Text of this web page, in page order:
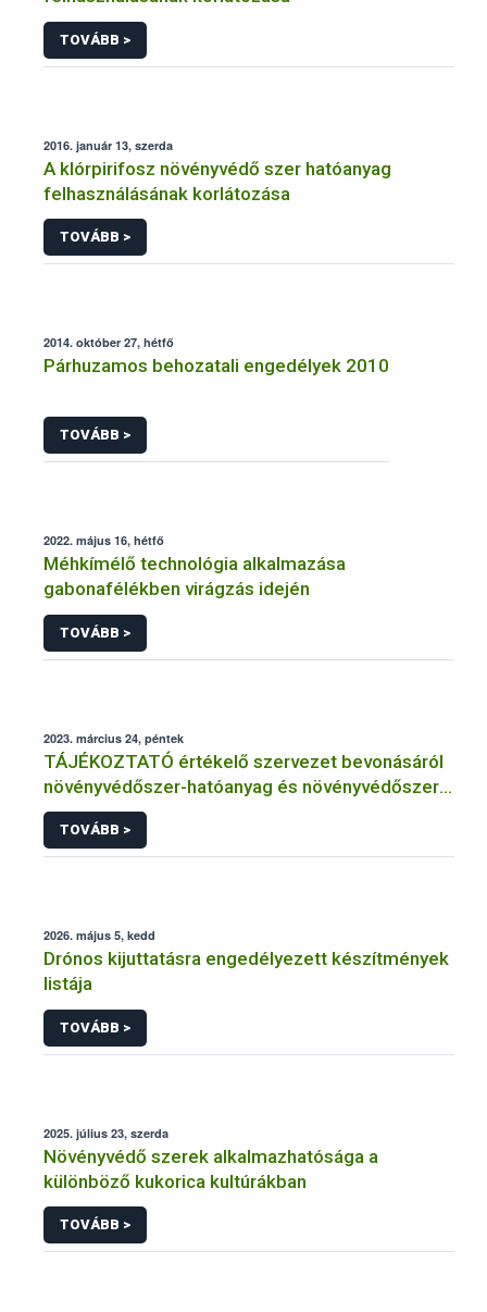
TOVÁBB >
2016. január 13, szerda
A klórpirifosz növényvédő szer hatóanyag
felhasználásának korlátozása
TOVÁBB >
2014. október 27, hétfő
Párhuzamos behozatali engedélyek 2010
TOVÁBB >
2022. május 16, hétfő
Méhkímélő technológia alkalmazása
gabonafélékben virágzás idején
TOVÁBB >
2023. március 24, péntek
TÁJÉKOZTATÓ értékelő szervezet bevonásáról
növényvédőszer-hatóanyag és növényvédőszer
engedélyezésére, továbbá a meglévő engedély
meghosszabbítására vagy módosítására irányuló
eljárásba
TOVÁBB >
2026. május 5, kedd
Drónos kijuttatásra engedélyezett készítmények
listája
TOVÁBB >
2025. július 23, szerda
Növényvédő szerek alkalmazhatósága a
különböző kukorica kultúrákban
TOVÁBB >